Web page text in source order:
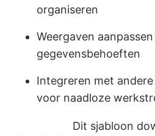
organiseren
Weergaven
gegevensbehoeften
Integreren met
voor naadloze
Dit sjabloon